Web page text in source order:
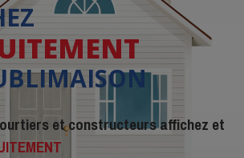
et constructeurs affichez et